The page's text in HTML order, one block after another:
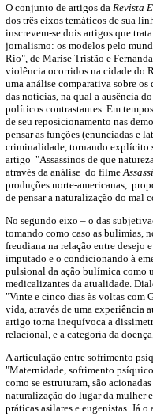
O conjunto de artigos da Revista
dos três eixos temáticos de sua
inscrevem-se dois artigos que
jornalismo: os modelos pelo
Rio", de Marise Tristão e
violência ocorridos na cidade do
uma análise comparativa sobre os
das notícias, na qual a ausência
políticos contrastantes. Em
de seu reposicionamento nas
pensar as funções (enunciadas e
criminalidade, tornando explícito
artigo "Assassinos de que
através da análise do filme
produções norte-americanas,
de pensar a naturalização do mal
No segundo eixo – o das
tomando como caso as bulimias,
freudiana na relação entre desejo
imputado e o condicionando à
pulsional da ação bulímica como
medicalizantes da atualidade.
"Vinte e cinco dias às voltas com
vida, através de uma experiência
artigo torna inequívoca a
relacional, e a categoria da
A articulação entre sofrimento
"Maternidade, sofrimento
como se estruturam, são
naturalização do lugar da mulher
práticas asilares e eugenistas. Já